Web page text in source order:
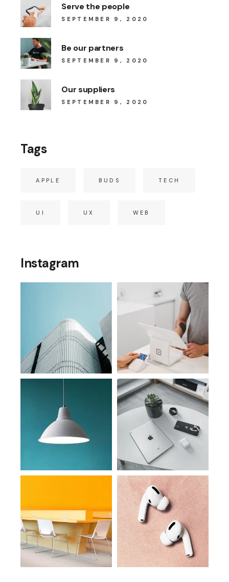
Serve the people
SEPTEMBER 9, 2020
Be our partners
SEPTEMBER 9, 2020
Our suppliers
SEPTEMBER 9, 2020
Tags
APPLE BUDS TECH
UI UX WEB
Instagram